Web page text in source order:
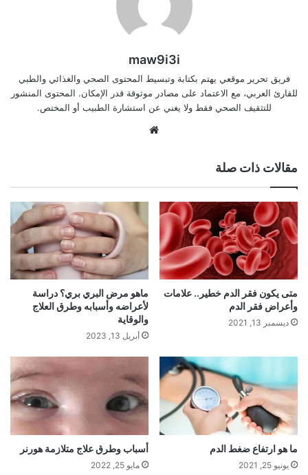
maw9i3i
فريق تحرير موقعي يهتم بكتابة وتبسيط المحتوى الصحي والغذائي والطبي
للقارئ العربي، مع الاعتماد على مصادر موثوقة قدر الإمكان. المحتوى المنشور
للتثقيف الصحي فقط ولا يغني عن استشارة الطبيب أو المختص.
مقالات ذات صلة
متى يكون فقر الدم خطير.. علامات
وأعراض فقر الدم
ديسمبر 13, 2021
ماهو مرض البري بري؟ دراسة
لأعراضه وأسبابه وطرق العلاج
والوقاية
أبريل 13, 2023
ما هو ارتفاع ضغط الدم
يونيو 25, 2021
أسباب وطرق علاج متلازمة هورنر
مايو 25, 2022